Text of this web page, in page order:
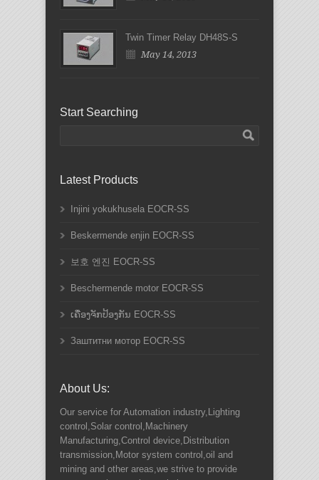
Twin Timer Relay DH48S-S
May 14, 2013
Start Searching
Latest Products
Injini yokukhusela EOCR-SS
Beskermende enjin EOCR-SS
보호 엔진 EOCR-SS
Beschermende motor EOCR-SS
ເຄື່ອງຈັກປ້ອງກັນ EOCR-SS
Заштитни мотор EOCR-SS
About Us:
Our service for Automation industry,Lighting
control,Solar control,Machinery
Manufacturing,Control device,Distribution
transmission,Motor system control,oil and
mining and other areas,we strive to provide